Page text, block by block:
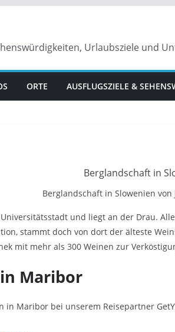
Urlaubsziele und
ORTE AUSFLUGSZIELE &
Berglandschaft in Slowenien von
und liegt an der Drau.
stammt doch von dort der älteste
mit mehr als 300 Weinen zur
Maribor
in Maribor bei unserem Reisepartner